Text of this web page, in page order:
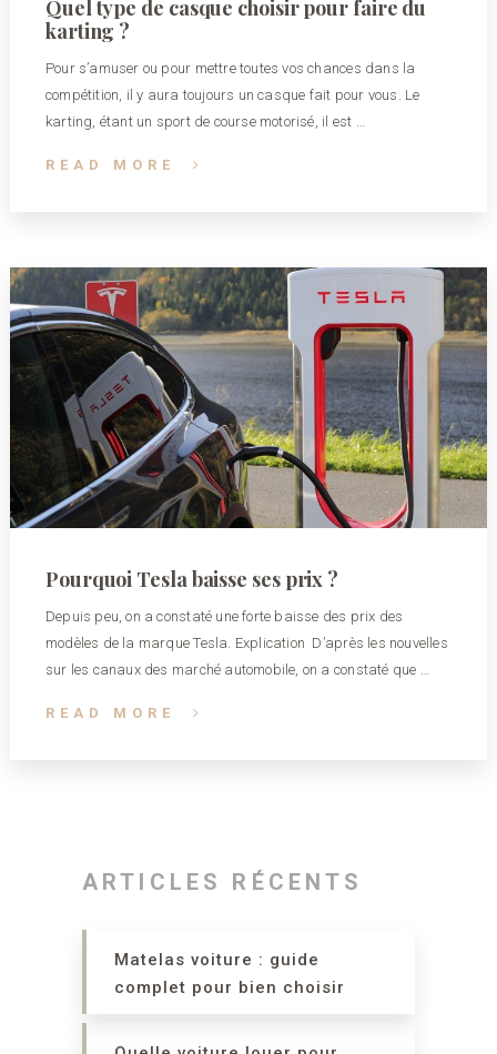
Quel type de casque choisir pour faire du
karting ?
Pour s’amuser ou pour mettre toutes vos chances dans la
compétition, il y aura toujours un casque fait pour vous. Le
karting, étant un sport de course motorisé, il est …
READ MORE
Pourquoi Tesla baisse ses prix ?
Depuis peu, on a constaté une forte baisse des prix des
modèles de la marque Tesla. Explication D’après les nouvelles
sur les canaux des marché automobile, on a constaté que …
READ MORE
ARTICLES RÉCENTS
Matelas voiture : guide
complet pour bien choisir